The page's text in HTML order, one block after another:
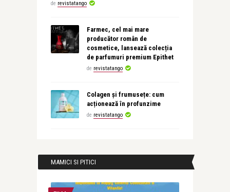
de revistatango
Farmec, cel mai mare
producător român de
cosmetice, lansează colecția
de parfumuri premium Epithet
de revistatango
Colagen și frumusețe: cum
acționează în profunzime
de revistatango
MAMICI SI PITICI